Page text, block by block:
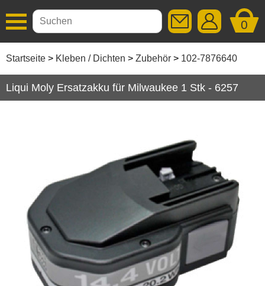
0
Startseite Kleben / Dichten Zubehör 102-7876640
Additive
Getriebeöle
Hohlraumversiegelung
Klebebänder
Kleber
Korrosionsschutz
Schraubensicherung
Liqui Moly Ersatzakku für Milwaukee 1 Stk - 6257